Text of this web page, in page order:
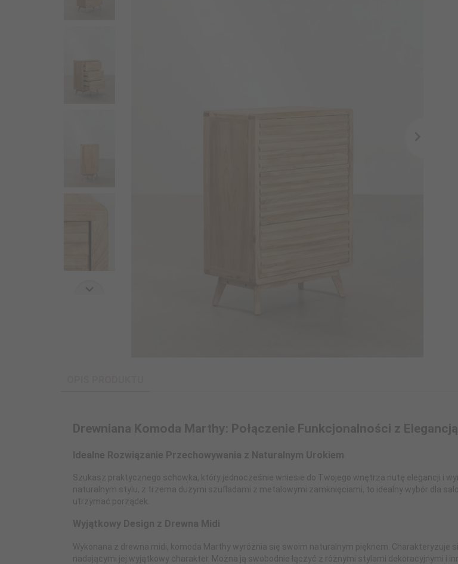
Drewniana Komoda Marthy: Połączenie Funkcjonalności z Elegancją
Idealne Rozwiązanie Przechowywania z Naturalnym Urokiem
Szukasz praktycznego schowka, który jednocześnie wniesie do Twojego wnętrza nutę elegancji i
naturalnym stylu, z trzema dużymi szufladami z metalowymi zamknięciami, to idealny wybór dla
utrzymać porządek.
Wyjątkowy Design z Drewna Midi
Wykonana z drewna midi, komoda Marthy wyróżnia się swoim naturalnym pięknem.
nadającymi jej wyjątkowy charakter. Można ją swobodnie łączyć z różnymi stylami dekoracyjnymi i